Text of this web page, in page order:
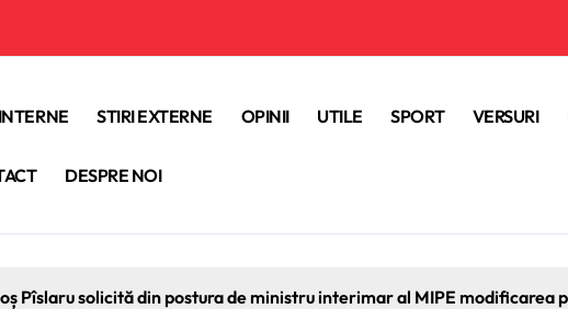
STIRI EXTERNE OPINII UTILE SPORT VERSURI
DESPRE NOI
Pîslaru solicită din postura de ministru interimar al MIPE